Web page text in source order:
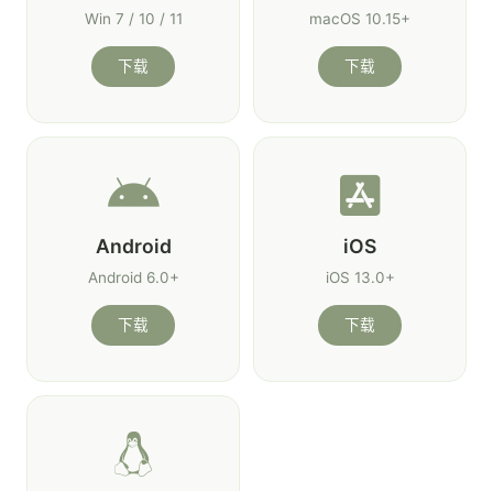
Win 7 / 10 / 11
下载
macOS 10.15+
下载
Android
Android 6.0+
下载
iOS
iOS 13.0+
下载